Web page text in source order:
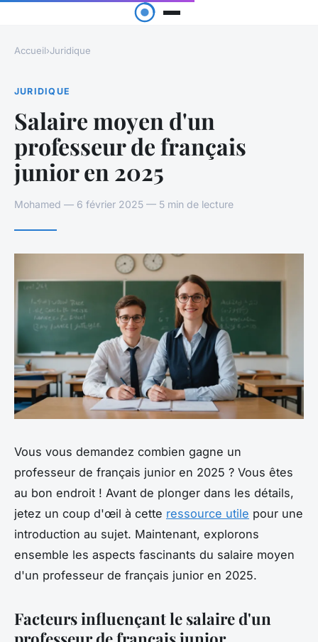
Accueil›Juridique
JURIDIQUE
Salaire moyen d'un
professeur de français
junior en 2025
Mohamed — 6 février 2025 — 5 min de lecture
Vous vous demandez combien gagne un
professeur de français junior en 2025 ? Vous êtes
au bon endroit ! Avant de plonger dans les détails,
jetez un coup d'œil à cette ressource utile pour une
introduction au sujet. Maintenant, explorons
ensemble les aspects fascinants du salaire moyen
d'un professeur de français junior en 2025.
Facteurs influençant le salaire d'un